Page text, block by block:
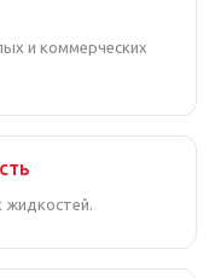
и коммерческих
жидкостей.